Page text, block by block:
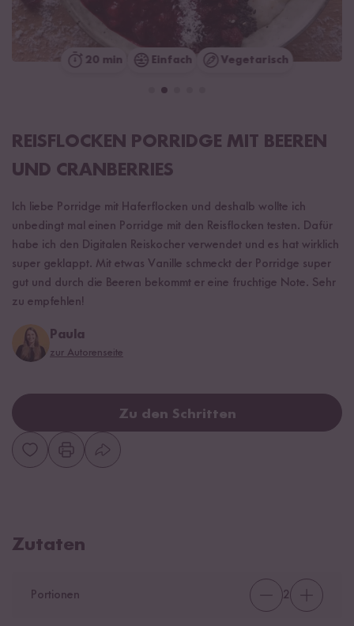
20 min Einfach Vegetarisch
REISFLOCKEN PORRIDGE MIT BEEREN
UND CRANBERRIES
Ich liebe Porridge mit Haferflocken und deshalb wollte ich
unbedingt mal einen Porridge mit den Reisflocken testen. Dafür
habe ich den Digitalen Reiskocher verwendet und es hat wirklich
super geklappt. Mit etwas Vanille schmeckt der Porridge super
gut und durch die Beeren bekommt er eine fruchtige Note. Sehr
zu empfehlen!
Paula
zur Autorenseite
Zu den Schritten
Zutaten
Portionen 2